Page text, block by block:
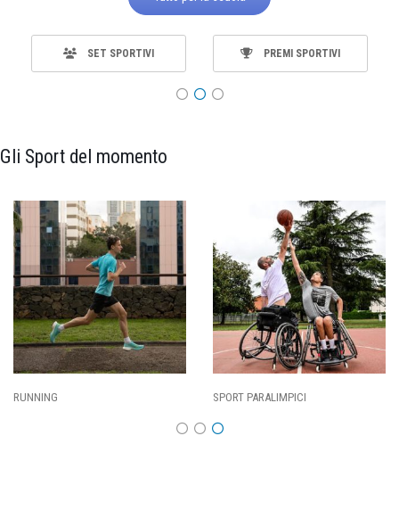
SET SPORTIVI PREMI SPORTIVI
Gli Sport del momento
SPORT PARALIMPICI